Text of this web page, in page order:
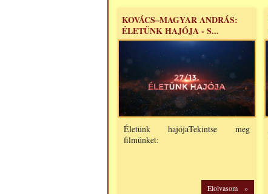
KOVÁCS–MAGYAR ANDRÁS:
ÉLETÜNK HAJÓJA - S...
Életünk hajójaTekintse meg
filmünket:
Elolvasom »